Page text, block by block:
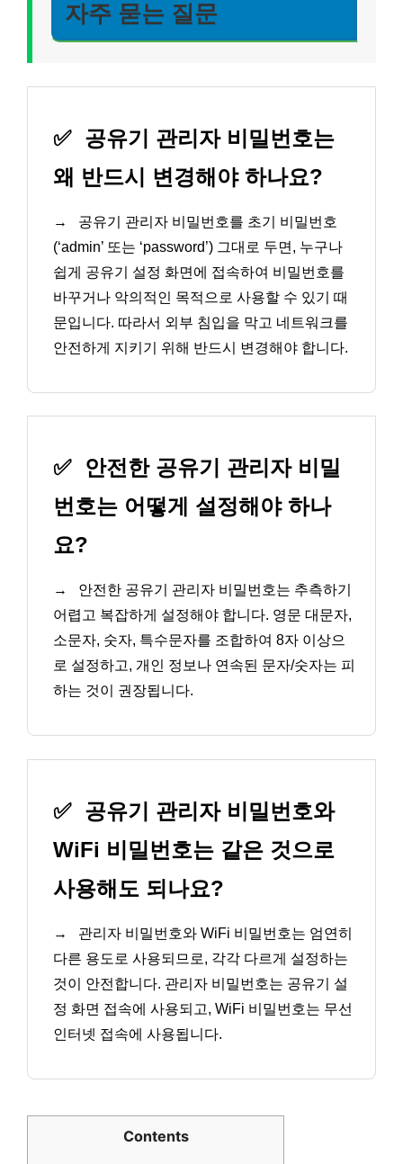
자주 묻는 질문
✅ 공유기 관리자 비밀번호는
왜 반드시 변경해야 하나요?
→
공유기 관리자 비밀번호를 초기 비밀번호
(‘admin’ 또는 ‘password’) 그대로 두면, 누구나
쉽게 공유기 설정 화면에 접속하여 비밀번호를
바꾸거나 악의적인 목적으로 사용할 수 있기 때
문입니다. 따라서 외부 침입을 막고 네트워크를
안전하게 지키기 위해 반드시 변경해야 합니다.
✅
안전한 공유기 관리자 비밀
번호는 어떻게 설정해야 하나
요?
→
안전한 공유기 관리자 비밀번호는 추측하기
어렵고 복잡하게 설정해야 합니다. 영문 대문자,
소문자, 숫자, 특수문자를 조합하여 8자 이상으
로 설정하고, 개인 정보나 연속된 문자/숫자는 피
하는 것이 권장됩니다.
✅ 공유기 관리자 비밀번호와
WiFi 비밀번호는 같은 것으로
사용해도 되나요?
→
관리자 비밀번호와 WiFi 비밀번호는 엄연히
다른 용도로 사용되므로, 각각 다르게 설정하는
것이 안전합니다. 관리자 비밀번호는 공유기 설
정 화면 접속에 사용되고, WiFi 비밀번호는 무선
인터넷 접속에 사용됩니다.
Contents